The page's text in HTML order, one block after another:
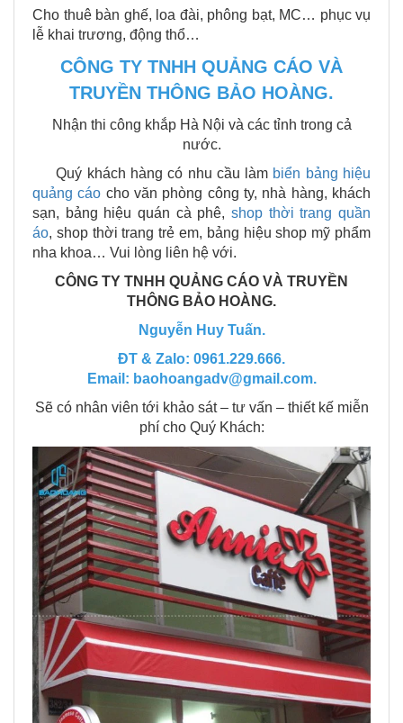
Cho thuê bàn ghế, loa đài, phông bạt, MC… phục vụ
lễ khai trương, động thổ…
CÔNG TY TNHH QUẢNG CÁO VÀ
TRUYỀN THÔNG BẢO HOÀNG.
Nhận thi công khắp Hà Nội và các tỉnh trong cả
nước.
Quý khách hàng có nhu cầu làm biển bảng hiệu
quảng cáo cho văn phòng công ty, nhà hàng, khách
sạn, bảng hiệu quán cà phê, shop thời trang quần
áo, shop thời trang trẻ em, bảng hiệu shop mỹ phẩm
nha khoa… Vui lòng liên hệ với.
CÔNG TY TNHH QUẢNG CÁO VÀ TRUYỀN
THÔNG BẢO HOÀNG.
Nguyễn Huy Tuấn.
ĐT & Zalo: 0961.229.666.
Email: baohoangadv@gmail.com.
Sẽ có nhân viên tới khảo sát – tư vấn – thiết kế miễn
phí cho Quý Khách: